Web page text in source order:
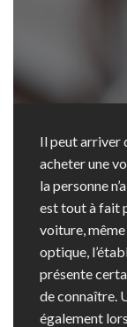
Il peut arriver
acheter une
la personne
est tout à fait
voiture, même
optique,
présente
de connaître.
également